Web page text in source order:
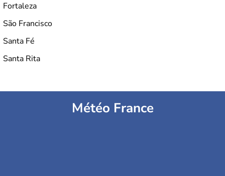
Fortaleza
São Francisco
Santa Fé
Santa Rita
Météo France